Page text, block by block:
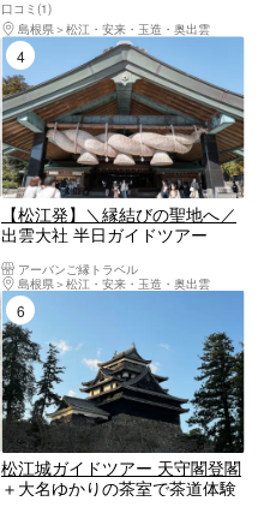
口コミ(1)
島根県
松江・安来・玉造・奥出雲
4位
【松江発】＼縁結びの聖地へ／
出雲大社 半日ガイドツアー
アーバンご縁トラベル
島根県
松江・安来・玉造・奥出雲
松江城ガイドツアー 天守閣登閣
＋大名ゆかりの茶室で茶道体験